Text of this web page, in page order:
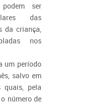
ser
das
da criança,
nos
um período
salvo em
quais, pela
número de